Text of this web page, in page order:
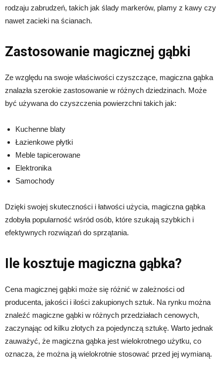
rodzaju zabrudzeń, takich jak ślady markerów, plamy z kawy czy
nawet zacieki na ścianach.
Zastosowanie magicznej gąbki
Ze względu na swoje właściwości czyszczące, magiczna gąbka
znalazła szerokie zastosowanie w różnych dziedzinach. Może
być używana do czyszczenia powierzchni takich jak:
Kuchenne blaty
Łazienkowe płytki
Meble tapicerowane
Elektronika
Samochody
Dzięki swojej skuteczności i łatwości użycia, magiczna gąbka
zdobyła popularność wśród osób, które szukają szybkich i
efektywnych rozwiązań do sprzątania.
Ile kosztuje magiczna gąbka?
Cena magicznej gąbki może się różnić w zależności od
producenta, jakości i ilości zakupionych sztuk. Na rynku można
znaleźć magiczne gąbki w różnych przedziałach cenowych,
zaczynając od kilku złotych za pojedynczą sztukę. Warto jednak
zauważyć, że magiczna gąbka jest wielokrotnego użytku, co
oznacza, że można ją wielokrotnie stosować przed jej wymianą.